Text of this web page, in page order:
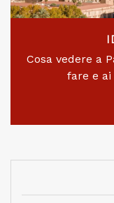
Cosa vedere a
fare e